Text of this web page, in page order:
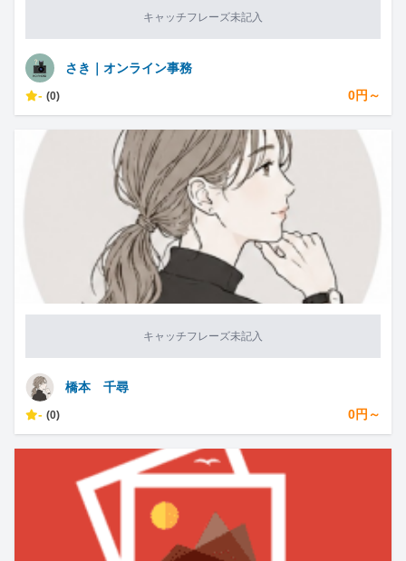
キャッチフレーズ未記入
さき｜オンライン事務
- (0) 0円～
キャッチフレーズ未記入
橋本 千尋
- (0) 0円～